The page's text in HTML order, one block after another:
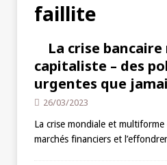
faillite
La crise
capitaliste – des
urgentes que
26/03/2023
La crise mondiale et
marchés financiers et